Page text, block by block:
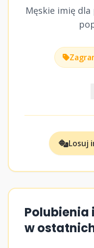
Męskie imię
Losuj
Polubienia
w